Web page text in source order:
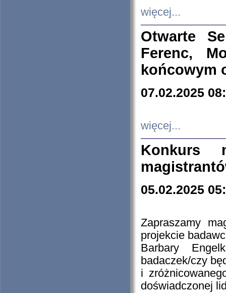
więcej...
Otwarte
Ferenc,
końcowym
07.02.2025
więcej...
Konkurs
05.02.2025
Zapraszamy
projekcie
Barbary
badaczek/czy
i
doświadczonej